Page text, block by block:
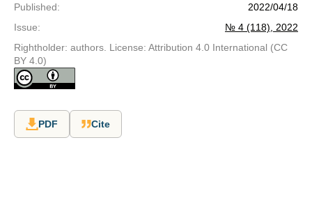
Published:
2022/04/18
Issue:
№ 4 (118), 2022
Rightholder: authors. License: Attribution 4.0 International (CC
BY 4.0)
PDF Cite